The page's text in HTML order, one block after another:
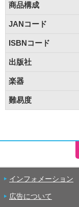
商品構成
JANコード
ISBNコード
出版社
楽器
難易度
インフォメーション
広告について